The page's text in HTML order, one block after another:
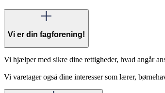
Vi er din fagforening!
Vi hjælper med sikre dine rettigheder, hvad angår
Vi varetager også dine interesser som lærer,